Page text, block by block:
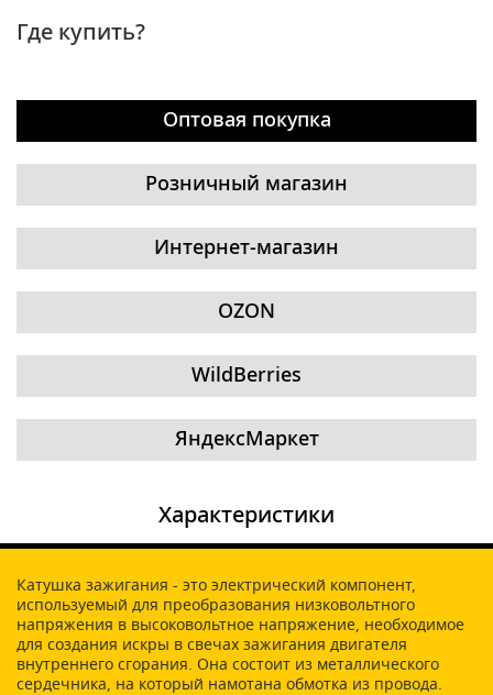
Где купить?
Оптовая покупка
Розничный магазин
Интернет-магазин
OZON
WildBerries
ЯндексМаркет
Характеристики
Катушка зажигания - это электрический компонент,
используемый для преобразования низковольтного
напряжения в высоковольтное напряжение, необходимое
для создания искры в свечах зажигания двигателя
внутреннего сгорания. Она состоит из металлического
сердечника, на который намотана обмотка из провода.